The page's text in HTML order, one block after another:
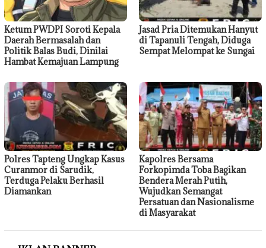
Ketum PWDPI Soroti Kepala
Daerah Bermasalah dan
Politik Balas Budi, Dinilai
Hambat Kemajuan Lampung
Jasad Pria Ditemukan Hanyut
di Tapanuli Tengah, Diduga
Sempat Melompat ke Sungai
Polres Tapteng Ungkap Kasus
Curanmor di Sarudik,
Terduga Pelaku Berhasil
Diamankan
Kapolres Bersama
Forkopimda Toba Bagikan
Bendera Merah Putih,
Wujudkan Semangat
Persatuan dan Nasionalisme
di Masyarakat